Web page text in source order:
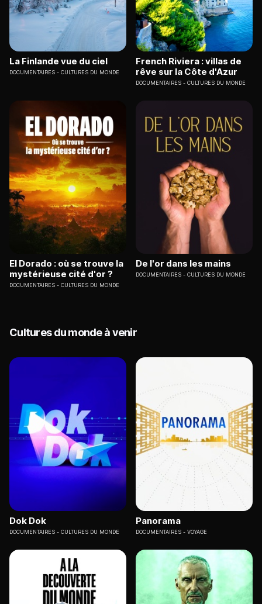
La Finlande vue du ciel
DOCUMENTAIRES CULTURES DU MONDE
French Riviera : villas de
rêve sur la Côte d'Azur
DOCUMENTAIRES CULTURES DU MONDE
El Dorado : où se trouve la
mystérieuse cité d'or ?
DOCUMENTAIRES CULTURES DU MONDE
De l'or dans les mains
DOCUMENTAIRES CULTURES DU MONDE
Cultures du monde à venir
Dok Dok
DOCUMENTAIRES CULTURES DU MONDE
Panorama
DOCUMENTAIRES VOYAGE